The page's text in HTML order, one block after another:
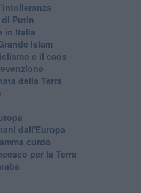
Putin
in Italia
Islam
e il caos
della Terra
dall'Europa
curdo
per la Terra